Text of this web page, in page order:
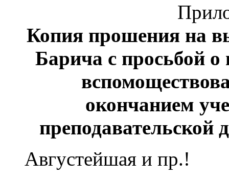
Копия прошения на
Барича с просьбой
окончанием
преподавательской
Августейшая и пр.!